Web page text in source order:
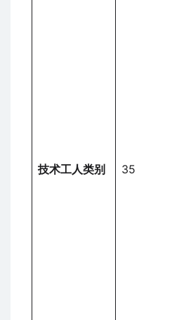
技术工人类别 35